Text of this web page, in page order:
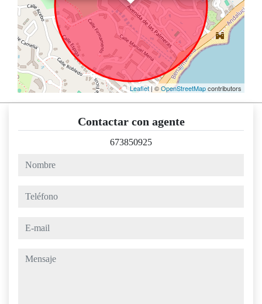
Leaflet| ©OpenStreetMapcontributors
Contactar con agente
673850925
nombre
teléfono
e-mail
mensaje